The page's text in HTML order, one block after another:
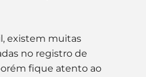
existem muitas
no registro de
fique atento ao